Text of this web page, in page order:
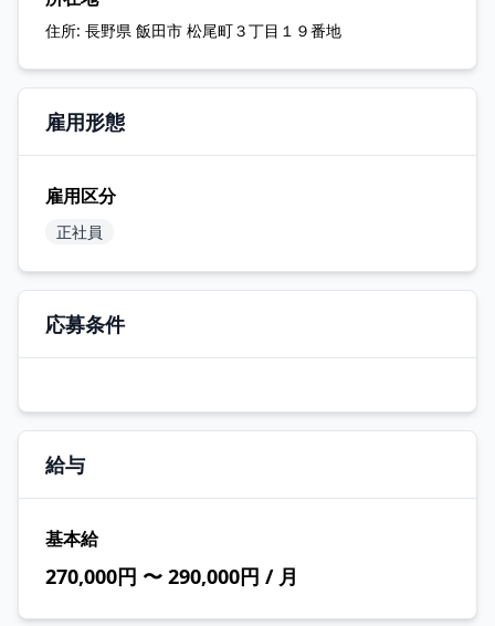
住所: 長野県 飯田市 松尾町３丁目１９番地
雇用形態
雇用区分
正社員
応募条件
給与
基本給
270,000円 〜 290,000円 / 月